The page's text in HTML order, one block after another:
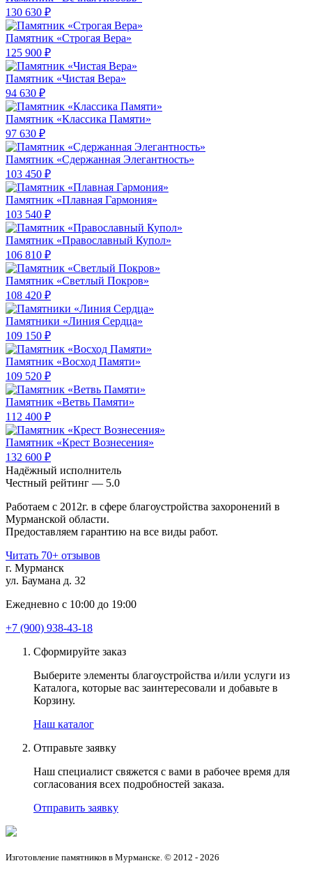
130 630 ₽
Памятник «Строгая Вера»
125 900 ₽
Памятник «Чистая Вера»
94 630 ₽
Памятник «Классика Памяти»
97 630 ₽
Памятник «Сдержанная Элегантность»
103 450 ₽
Памятник «Плавная Гармония»
103 540 ₽
Памятник «Православный Купол»
106 810 ₽
Памятник «Светлый Покров»
108 420 ₽
Памятники «Линия Сердца»
109 150 ₽
Памятник «Восход Памяти»
109 520 ₽
Памятник «Ветвь Памяти»
112 400 ₽
Памятник «Крест Вознесения»
132 600 ₽
Надёжный исполнитель
Чеcтный рейтинг — 5.0
Работаем с 2012г. в сфере благоустройства захоронений в
Мурманской области.
Предоставляем гарантию на все виды работ.
Читать 70+ отзывов
г. Мурманск
ул. Баумана д. 32
Ежедневно с 10:00 до 19:00
+7 (900) 938-43-18
Сформируйте заказ
Выберите элементы благоустройства и/или услуги из
Каталога, которые вас заинтересовали и добавьте в
Корзину.
Наш каталог
Отправьте заявку
Наш специалист свяжется с вами в рабочее время для
согласования всех подробностей заказа.
Отправить заявку
Изготовление памятников в Мурманске. © 2012 - 2026